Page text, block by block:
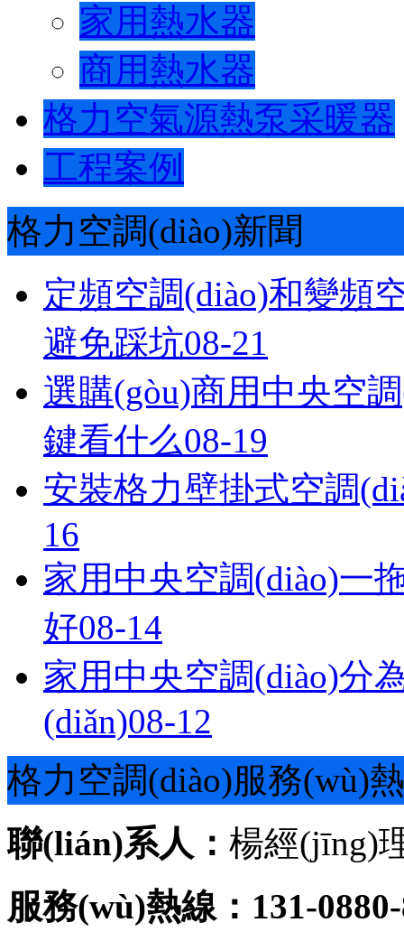
家用熱水器
商用熱水器
格力空氣源熱泵采暖器
工程案例
格力空調(diào)新聞
定頻空調(diào)和變頻
避免踩坑08-21
選購(gòu)商用中央空
鍵看什么08-19
安裝格力壁掛式空調
16
家用中央空調(diào)一
好08-14
家用中央空調(diào)分
(diǎn)08-12
格力空調(diào)服務(wù)
聯(lián)系人： 楊經(jīng)
服務(wù)熱線：131-